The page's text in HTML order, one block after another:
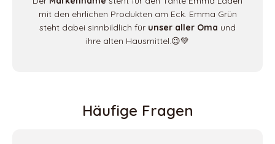
mit den ehrlichen Produkten am Eck. Emma Grün
steht dabei sinnbildlich für unser aller Oma und
ihre alten Hausmittel.😉💚
Häufige Fragen